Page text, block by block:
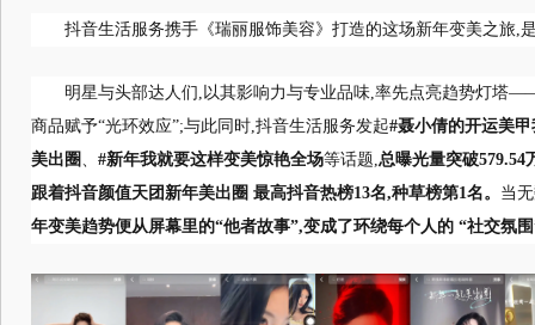
抖音生活服务携手《瑞丽服饰美容》打造的这场新年变美之旅,
明星与头部达人们,以其影响力与专业品味,率先点亮趋势灯塔
商品赋予“光环效应”;与此同时,抖音生活服务发起#聂小倩的开运美
美出圈 、 #新年我就要这样变美惊艳全场等话题,总曝光量突破579.54
跟着抖音颜值天团新年美出圈 最高抖音热榜13名,种草榜第1名。 当
年变美趋势便从屏幕里的“他者故事”,变成了环绕每个人的 “社交氛